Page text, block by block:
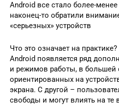
Android все стало более-
наконец-то обратили
«серьезных» устройств
Что это означает на
Android появляется ряд
и режимов работы, в большей
ориентированных на
экрана. С другой –
свободы и могут влиять на